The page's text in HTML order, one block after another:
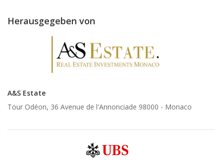
Herausgegeben von
A&S Estate
Tour Odéon, 36 Avenue de l'Annonciade 98000 - Monaco